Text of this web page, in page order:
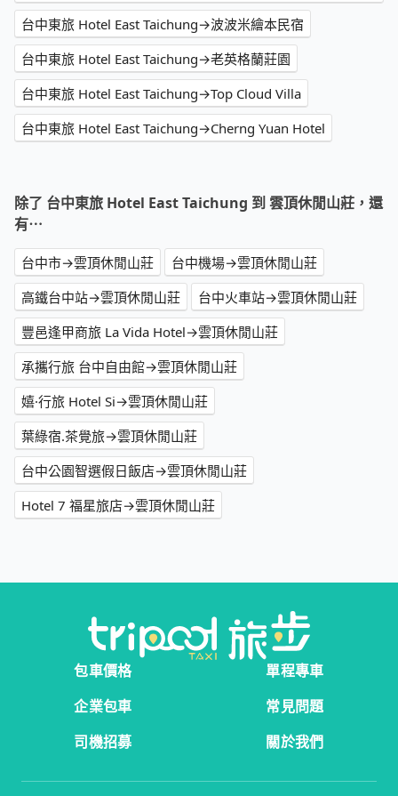
台中東旅 Hotel East Taichung→波波米繪本民宿
台中東旅 Hotel East Taichung→老英格蘭莊園
台中東旅 Hotel East Taichung→Top Cloud Villa
台中東旅 Hotel East Taichung→Cherng Yuan Hotel
除了 台中東旅 Hotel East Taichung 到 雲頂休閒山莊，還
有⋯
台中市→雲頂休閒山莊
台中機場→雲頂休閒山莊
高鐵台中站→雲頂休閒山莊
台中火車站→雲頂休閒山莊
豐邑逢甲商旅 La Vida Hotel→雲頂休閒山莊
承攜行旅 台中自由館→雲頂休閒山莊
嬉·行旅 Hotel Si→雲頂休閒山莊
葉綠宿.茶覺旅→雲頂休閒山莊
台中公園智選假日飯店→雲頂休閒山莊
Hotel 7 福星旅店→雲頂休閒山莊
包車價格
單程專車
企業包車
常見問題
司機招募
關於我們